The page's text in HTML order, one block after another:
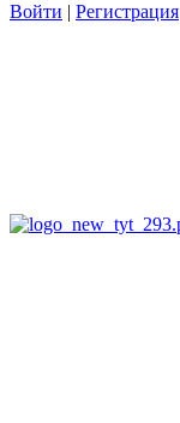
Войти | Регистрация